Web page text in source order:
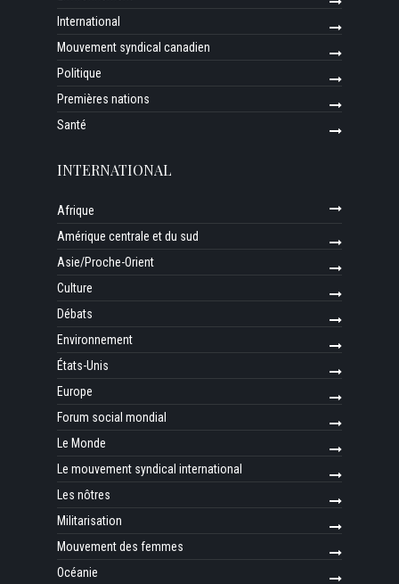
International
Mouvement syndical canadien
Politique
Premières nations
Santé
INTERNATIONAL
Afrique
Amérique centrale et du sud
Asie/Proche-Orient
Culture
Débats
Environnement
États-Unis
Europe
Forum social mondial
Le Monde
Le mouvement syndical international
Les nôtres
Militarisation
Mouvement des femmes
Océanie